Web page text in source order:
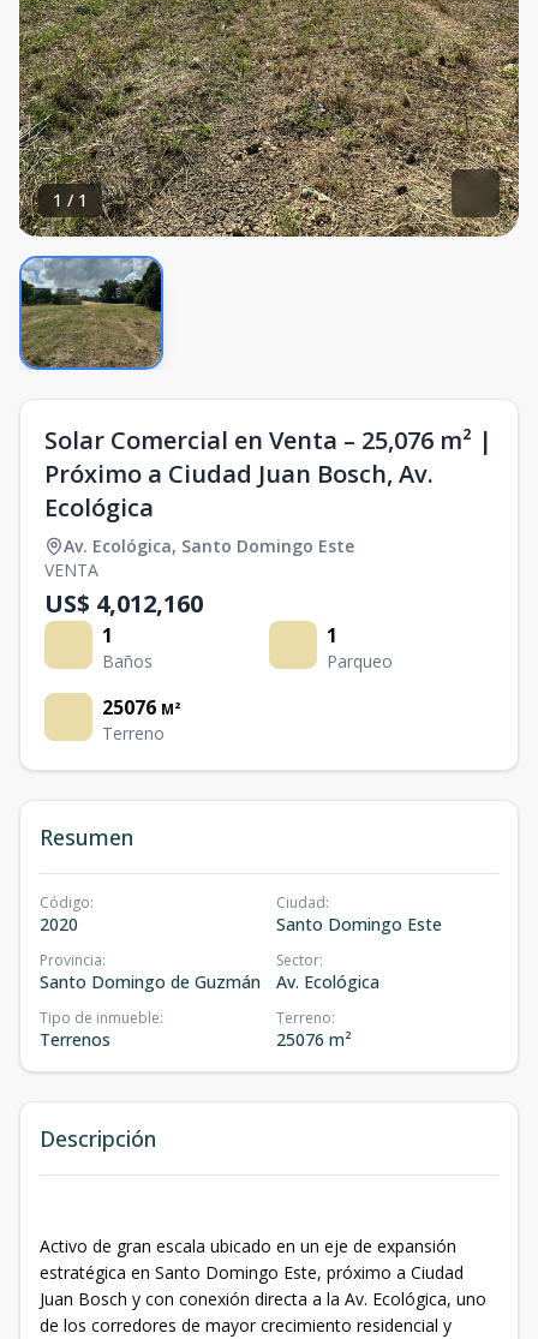
1 / 1
Solar Comercial en Venta – 25,076 m² |
Próximo a Ciudad Juan Bosch, Av.
Ecológica
Av. Ecológica, Santo Domingo Este
VENTA
US$ 4,012,160
1
Baños
1
Parqueo
25076 M²
Terreno
Resumen
Código:
2020
Ciudad:
Santo Domingo Este
Provincia:
Santo Domingo de Guzmán
Sector:
Av. Ecológica
Tipo de inmueble:
Terrenos
Terreno:
25076 m²
Descripción
Activo de gran escala ubicado en un eje de expansión
estratégica en Santo Domingo Este, próximo a Ciudad
Juan Bosch y con conexión directa a la Av. Ecológica, uno
de los corredores de mayor crecimiento residencial y